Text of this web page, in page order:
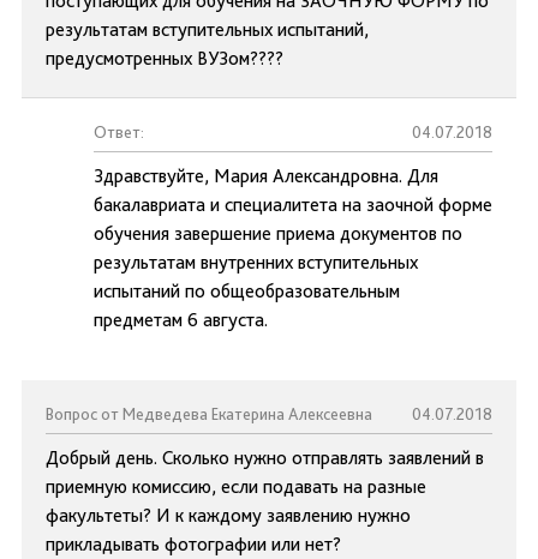
результатам вступительных испытаний,
предусмотренных ВУЗом????
Ответ: 04.07.2018
Здравствуйте, Мария Александровна. Для
бакалавриата и специалитета на заочной форме
обучения завершение приема документов по
результатам внутренних вступительных
испытаний по общеобразовательным
предметам 6 августа.
Вопрос от Медведева Екатерина Алексеевна 04.07.2018
Добрый день. Сколько нужно отправлять заявлений в
приемную комиссию, если подавать на разные
факультеты? И к каждому заявлению нужно
прикладывать фотографии или нет?